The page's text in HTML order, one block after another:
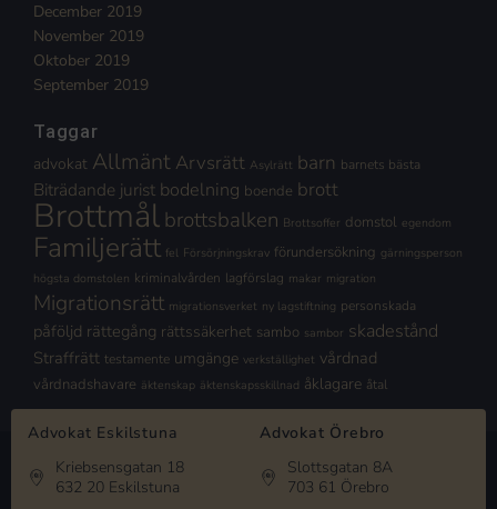
December 2019
November 2019
Oktober 2019
September 2019
Taggar
advokat Allmänt Arvsrätt Asylrätt barn barnets bästa
Biträdande jurist bodelning boende brott
Brottmålbrottsbalken Brottsoffer domstol egendom
Familjerätt fel Försörjningskrav förundersökning gärningsperson
högsta domstolen kriminalvården lagförslag makar migration
Migrationsrätt migrationsverket ny lagstiftning personskada
påföljd rättegång rättssäkerhet sambo sambor skadestånd
Straffrätt testamente umgänge verkställighet vårdnad
vårdnadshavare äktenskap äktenskapsskillnad åklagare åtal
Advokat Eskilstuna
Kriebsensgatan 18
632 20 Eskilstuna
Advokat Örebro
Slottsgatan 8A
703 61 Örebro